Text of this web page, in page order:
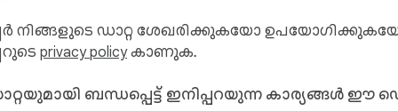
നിങ്ങളുടെ ഡാറ്റ ശേഖരിക്കുകയോ
privacy policyകാണുക.
ബന്ധപ്പെട്ട് ഇനിപ്പറയുന്ന കാര്യങ്ങൾ ഈ